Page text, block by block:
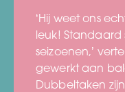
‘Hij weet ons
leuk! Standaard
seizoenen,’
gewerkt aan
Dubbeltaken